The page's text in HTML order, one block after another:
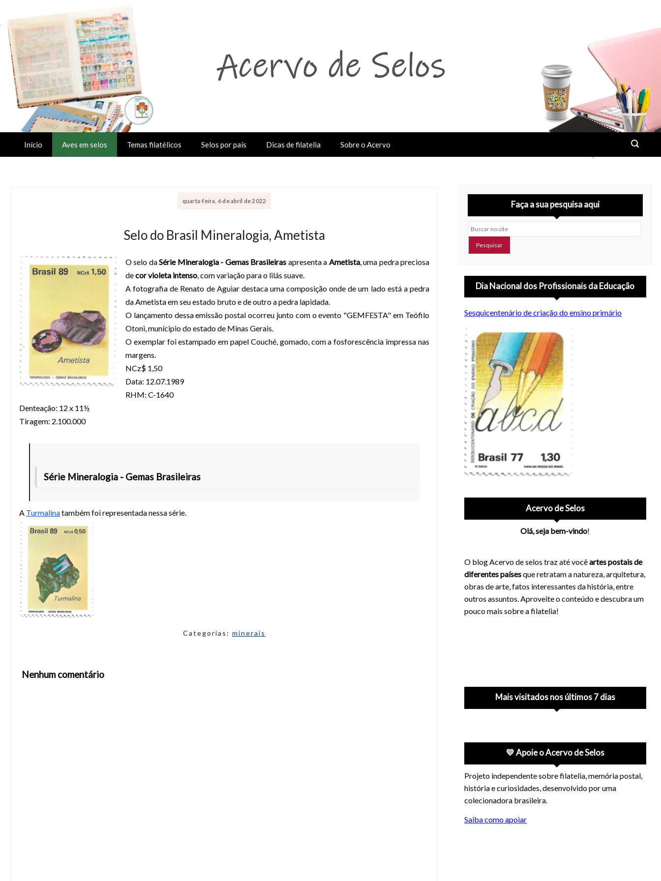
Início Aves em selos Temas filatélicos Selos por país Dicas de filatelia Sobre o Acervo
quarta-feira, 6 de abril de 2022
Selo do Brasil Mineralogia, Ametista
O selo daSérie Mineralogia - Gemas Brasileiras apresenta a Ametista, uma pedra preciosa
decor violeta intenso , com variação para o lilás suave.
A fotografia de Renato de Aguiar destaca uma composição onde de um lado está a pedra
da Ametista em seu estado bruto e de outro a pedra lapidada.
O lançamento dessa emissão postal ocorreu junto com o evento "GEMFESTA" em Teófilo
Otoni, munícipio do estado de Minas Gerais.
O exemplar foi estampado em papel Couché, gomado, com a fosforescência impressa nas
margens.
NCz$ 1,50
Data: 12.07.1989
RHM: C-1640
Denteação: 12 x 11½
Tiragem: 2.100.000
Série Mineralogia - Gemas Brasileiras
A Turmalinatambém foi representada nessa série.
Categorias: minerais
Nenhum comentário
Faça a sua pesquisa aqui
Buscar no site
Dia Nacional dos Profissionais da Educação
Sesquicentenário de criação do ensino primário
Acervo de Selos
Olá, seja bem-vindo!
O blog Acervo de selos traz até vocêartes postais de
diferentes paísesque retratam a natureza, arquitetura,
obras de arte, fatos interessantes da história, entre
outros assuntos. Aproveite o conteúdo e descubra um
pouco mais sobre a filatelia!
Mais visitados nos últimos 7 dias
💛 Apoie o Acervo de Selos
Projeto independente sobre filatelia, memória postal,
história e curiosidades, desenvolvido por uma
colecionadora brasileira.
Saiba como apoiar